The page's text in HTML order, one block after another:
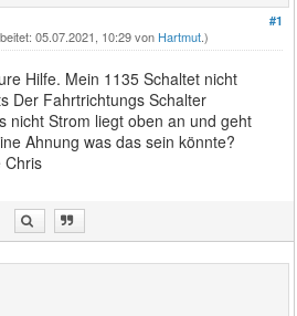
#1
05.07.2021, 10:29 von Hartmut.)
Hilfe. Mein 1135 Schaltet nicht
Der Fahrtrichtungs Schalter
nicht Strom liegt oben an und geht
Ahnung was das sein könnte?
Chris